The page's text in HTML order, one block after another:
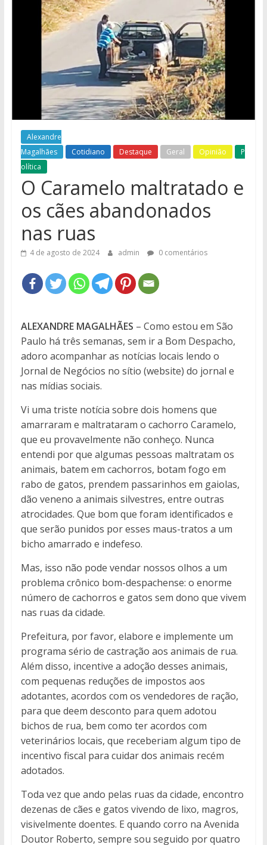
Região
Alexandre
Magalhães
Cotidiano Destaque Geral Opinião
P
olítica
O Caramelo maltratado e
os cães abandonados
nas ruas
4 de agosto de 2024 admin 0 comentários
ALEXANDRE MAGALHÃES – Como estou em São
Paulo há três semanas, sem ir a Bom Despacho,
adoro acompanhar as notícias locais lendo o
Jornal de Negócios no sítio (website) do jornal e
nas mídias sociais.
Vi uma triste notícia sobre dois homens que
amarraram e maltrataram o cachorro Caramelo,
que eu provavelmente não conheço. Nunca
entendi por que algumas pessoas maltratam os
animais, batem em cachorros, botam fogo em
rabo de gatos, prendem passarinhos em gaiolas,
dão veneno a animais silvestres, entre outras
atrocidades. Que bom que foram identificados e
que serão punidos por esses maus-tratos a um
bicho amarrado e indefeso.
Mas, isso não pode vendar nossos olhos a um
problema crônico bom-despachense: o enorme
número de cachorros e gatos sem dono que vivem
nas ruas da cidade.
Prefeitura, por favor, elabore e implemente um
programa sério de castração aos animais de rua.
Além disso, incentive a adoção desses animais,
com pequenas reduções de impostos aos
adotantes, acordos com os vendedores de ração,
para que deem desconto para quem adotou
bichos de rua, bem como ter acordos com
veterinários locais, que receberiam algum tipo de
incentivo fiscal para cuidar dos animais recém
adotados.
Toda vez que ando pelas ruas da cidade, encontro
dezenas de cães e gatos vivendo de lixo, magros,
visivelmente doentes. E quando corro na Avenida
Doutor Roberto, sempre sou seguido por quatro